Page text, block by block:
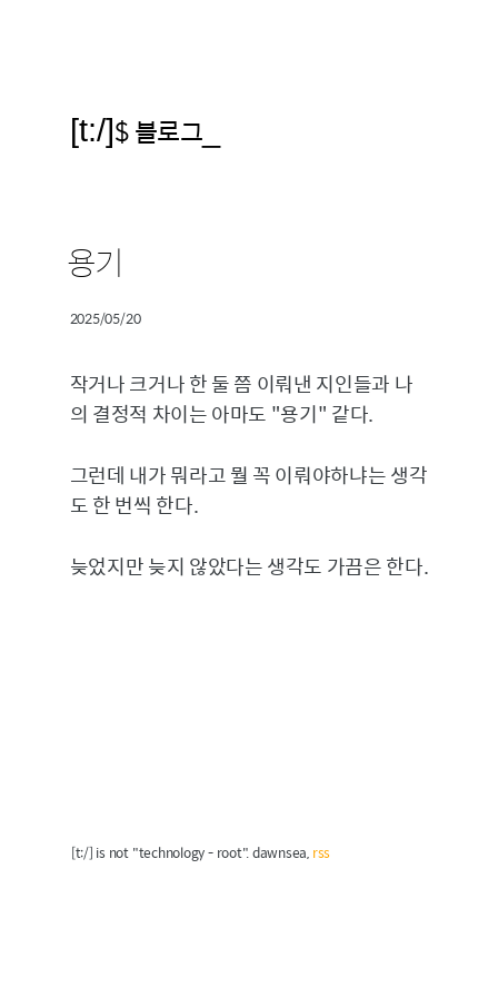
[t:/]$ 블로그
용기
2025/05/20
작거나 크거나 한 둘 쯤 이뤄낸 지인들과 나
의 결정적 차이는 아마도 "용기" 같다.
그런데 내가 뭐라고 뭘 꼭 이뤄야하냐는 생각
도 한 번씩 한다.
늦었지만 늦지 않았다는 생각도 가끔은 한다.
[t:/] is not "technology - root". dawnsea, rss